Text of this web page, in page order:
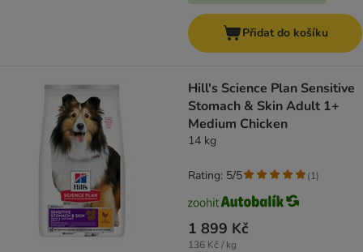
Přidat do košíku
Hill's Science Plan Sensitive
Stomach & Skin Adult 1+
Medium Chicken
14 kg
1 899 Kč
136 Kč / kg
Rating: 5/5 (1)